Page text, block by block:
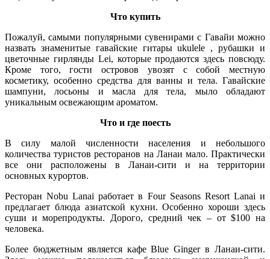
Что купить
Пожалуй, самыми популярными сувенирами с Гавайи можно
назвать знаменитые гавайские гитары ukulele , рубашки и
цветочные гирлянды Lei, которые продаются здесь повсюду.
Кроме того, гости островов увозят с собой местную
косметику, особенно средства для ванны и тела. Гавайские
шампуни, лосьоны и масла для тела, мыло обладают
уникальным освежающим ароматом.
Что и где поесть
В силу малой численности населения и небольшого
количества туристов ресторанов на Ланаи мало. Практически
все они расположены в Ланаи-сити и на территории
основных курортов.
Ресторан Nobu Lanai работает в Four Seasons Resort Lanai и
предлагает блюда азиатской кухни. Особенно хороши здесь
суши и морепродукты. Дорого, средний чек – от $100 на
человека.
Более бюджетным является кафе Blue Ginger в Ланаи-сити.